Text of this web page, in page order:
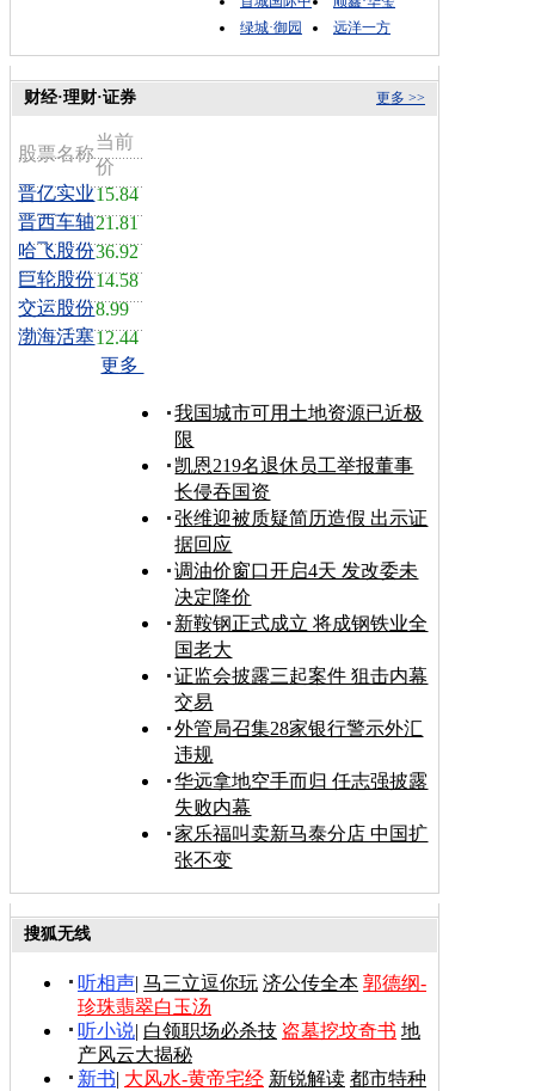
绿城·御园
远洋一方
更多 >>
财经·理财·证券
股票名称
当前
价
晋亿实业15.84
晋西车轴21.81
哈飞股份36.92
巨轮股份14.58
交运股份8.99
渤海活塞12.44
更多
我国城市可用土地资源已近极
限
凯恩219名退休员工举报董事
长侵吞国资
张维迎被质疑简历造假 出示证
据回应
调油价窗口开启4天 发改委未
决定降价
新鞍钢正式成立 将成钢铁业全
国老大
证监会披露三起案件 狙击内幕
交易
外管局召集28家银行警示外汇
违规
华远拿地空手而归 任志强披露
失败内幕
家乐福叫卖新马泰分店 中国扩
张不变
搜狐无线
听相声| 马三立逗你玩 济公传全本 郭德纲-
珍珠翡翠白玉汤
听小说| 白领职场必杀技 盗墓挖坟奇书 地
产风云大揭秘
新书| 大风水-黄帝宅经 新锐解读 都市特种